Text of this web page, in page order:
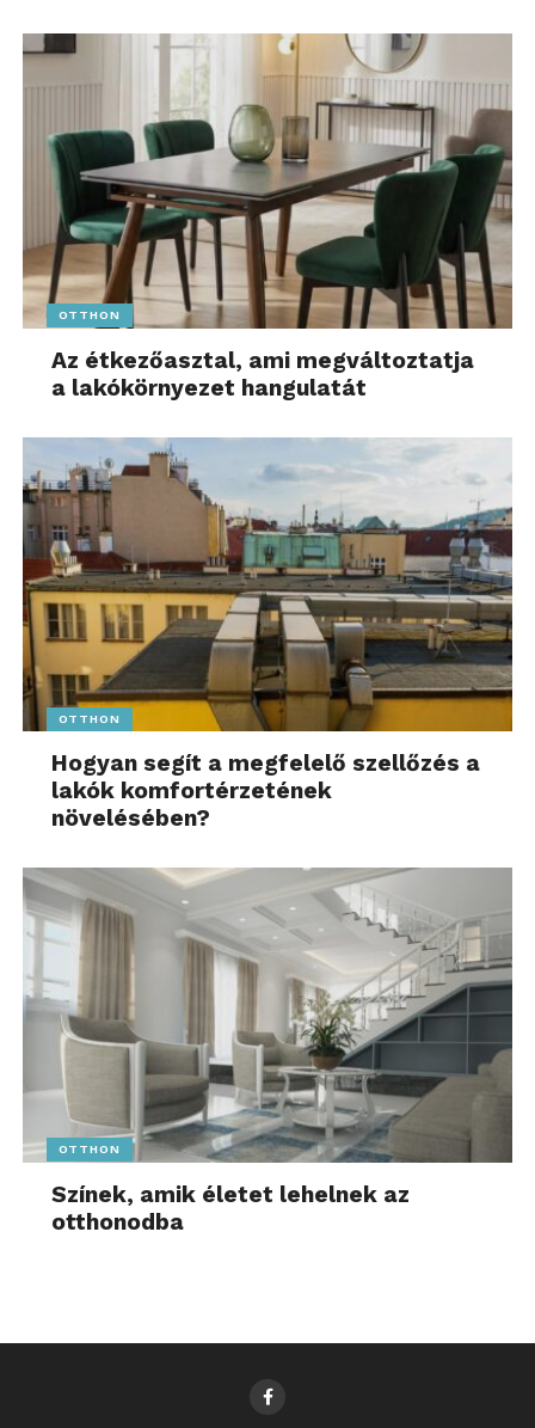
OTTHON
Az étkezőasztal, ami megváltoztatja
a lakókörnyezet hangulatát
OTTHON
Hogyan segít a megfelelő szellőzés a
lakók komfortérzetének
növelésében?
OTTHON
Színek, amik életet lehelnek az
otthonodba